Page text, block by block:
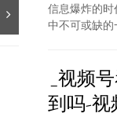
信息爆炸的
中不可或缺的
_视频
到吗-视